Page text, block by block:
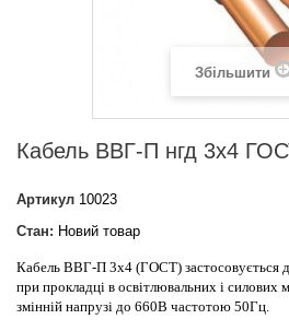
Збільшити
Кабель ВВГ-П нгд 3х4
Артикул 10023
Стан: Новий товар
Кабель ВВГ-П 3х4 (ГОСТ) застосовується
при прокладці в освітлювальних і силових
змінній напрузі до 660В частотою 50Гц.